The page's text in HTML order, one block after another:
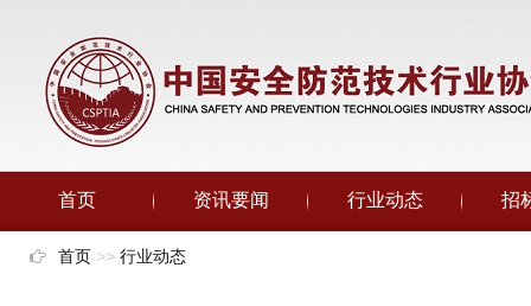
首页 资讯要闻 行业动态 招
首页 >> 行业动态